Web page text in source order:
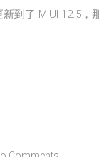
到了 MIUI 12.5，